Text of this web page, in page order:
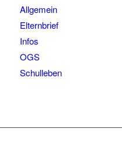
Allgemein
Elternbrief
Infos
OGS
Schulleben